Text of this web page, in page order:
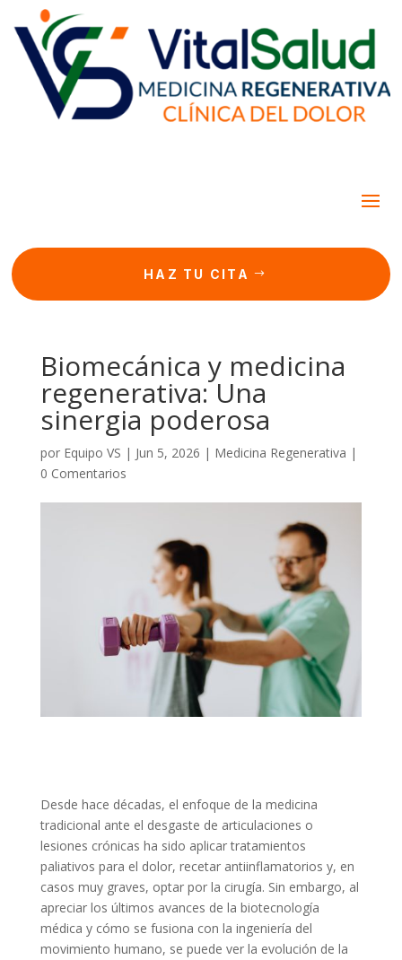
HAZ TU CITA
Biomecánica y medicina
regenerativa: Una
sinergia poderosa
por Equipo VS | Jun 5, 2026 | Medicina Regenerativa |
0 Comentarios
Desde hace décadas, el enfoque de la medicina
tradicional ante el desgaste de articulaciones o
lesiones crónicas ha sido aplicar tratamientos
paliativos para el dolor, recetar antiinflamatorios y, en
casos muy graves, optar por la cirugía. Sin embargo, al
apreciar los últimos avances de la biotecnología
médica y cómo se fusiona con la ingeniería del
movimiento humano, se puede ver la evolución de la